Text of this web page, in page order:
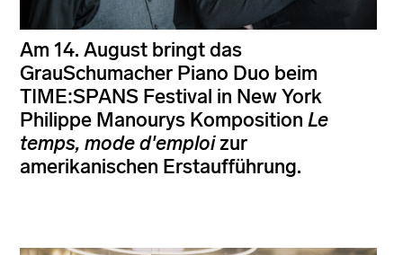
Am 14. August bringt das
GrauSchumacher Piano Duo beim
TIME:SPANS Festival in New York
Philippe Manourys Komposition Le
temps, mode d'emploizur
amerikanischen Erstaufführung.